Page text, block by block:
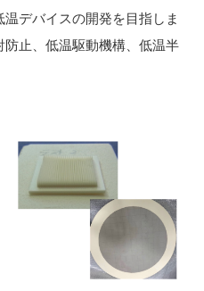
デバイスの開発を目指しま
止、低温駆動機構、低温半